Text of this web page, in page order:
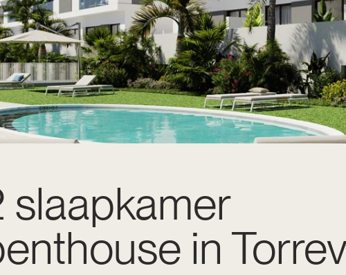
slaapkamer
in